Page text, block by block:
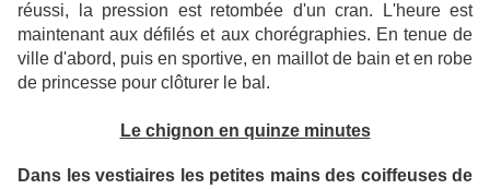
réussi, la pression est retombée d'un cran. L'heure est
maintenant aux défilés et aux chorégraphies. En tenue de
ville d'abord, puis en sportive, en maillot de bain et en robe
de princesse pour clôturer le bal.
Le chignon en quinze minutes
Dans les vestiaires les petites mains des coiffeuses de